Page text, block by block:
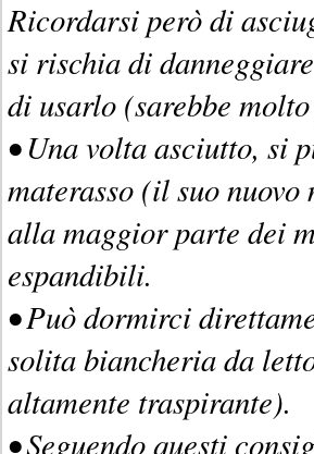
Ricordarsi però di
si rischia di
di usarlo (sarebbe
• Una volta asciutto, si
materasso (il suo
alla maggior parte dei
espandibili.
• Può dormirci
solita biancheria da
altamente traspirante).
• Seguendo questi